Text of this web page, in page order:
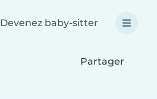
Devenez baby-sitter
Partager